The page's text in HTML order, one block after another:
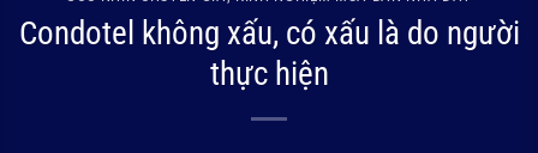
Condotel không xấu, có xấu là do người
thực hiện